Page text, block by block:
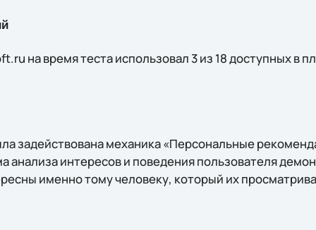
на время теста использовал 3 из 18 доступных в
задействована механика «Персональные
анализа интересов и поведения пользователя
именно тому человеку, который их